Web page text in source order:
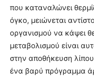
που καταναλώνει
όγκο, μειώνεται
οργανισμού να κάψει
μεταβολισμού είναι
στην αποθήκευση
ένα βαρύ πρόγραμμα